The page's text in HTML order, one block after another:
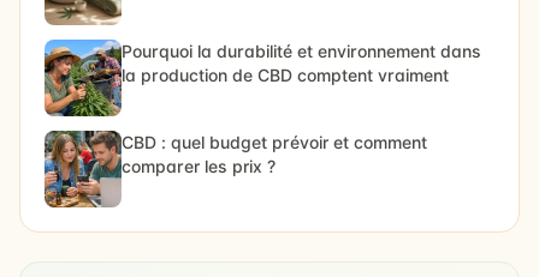
Pourquoi la durabilité et environnement dans
la production de CBD comptent vraiment
CBD : quel budget prévoir et comment
comparer les prix ?